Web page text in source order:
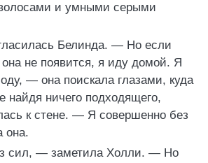
и умными серыми
Белинда. — Но если
она не появится, я иду домой. Я
— она поискала глазами, куда
найдя ничего подходящего,
к стене. — Я совершенно без
она.
сил, — заметила Холли. — Но